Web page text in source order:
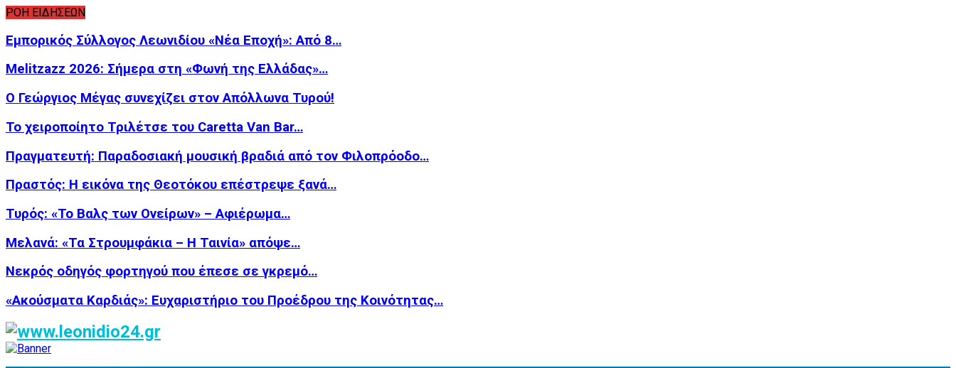
ΡΟΗ ΕΙΔΗΣΕΩΝ
Εμπορικός Σύλλογος Λεωνιδίου «Νέα Εποχή»: Από 8…
Melitzazz 2026: Σήμερα στη «Φωνή της Ελλάδας»…
Ο Γεώργιος Μέγας συνεχίζει στον Απόλλωνα Τυρού!
Το χειροποίητο Τριλέτσε του Caretta Van Bar…
Πραγματευτή: Παραδοσιακή μουσική βραδιά από τον Φιλοπρόοδο…
Πραστός: Η εικόνα της Θεοτόκου επέστρεψε ξανά…
Τυρός: «Το Βαλς των Ονείρων» – Αφιέρωμα…
Μελανά: «Τα Στρουμφάκια – Η Ταινία» απόψε…
Νεκρός οδηγός φορτηγού που έπεσε σε γκρεμό…
«Ακούσματα Καρδιάς»: Ευχαριστήριο του Προέδρου της Κοινότητας…